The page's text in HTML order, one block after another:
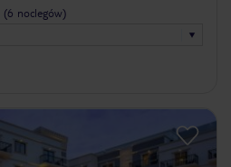
(6 noclegów)